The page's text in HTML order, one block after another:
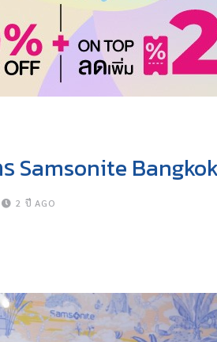
Samsonite
2 ปี AGO